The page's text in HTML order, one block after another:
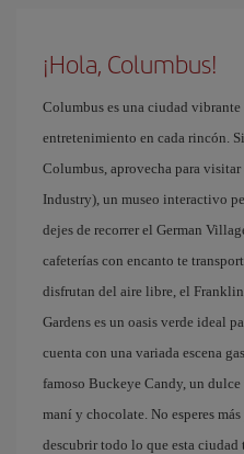
¡Hola, Columbus!
Columbus es una ciudad
entretenimiento en cada rincón.
Columbus, aprovecha para
Industry), un museo interactivo
dejes de recorrer el German
cafeterías con encanto te
disfrutan del aire libre, el
Gardens es un oasis verde ideal
cuenta con una variada escena
famoso Buckeye Candy, un
maní y chocolate. No esperes
descubrir todo lo que esta ciudad